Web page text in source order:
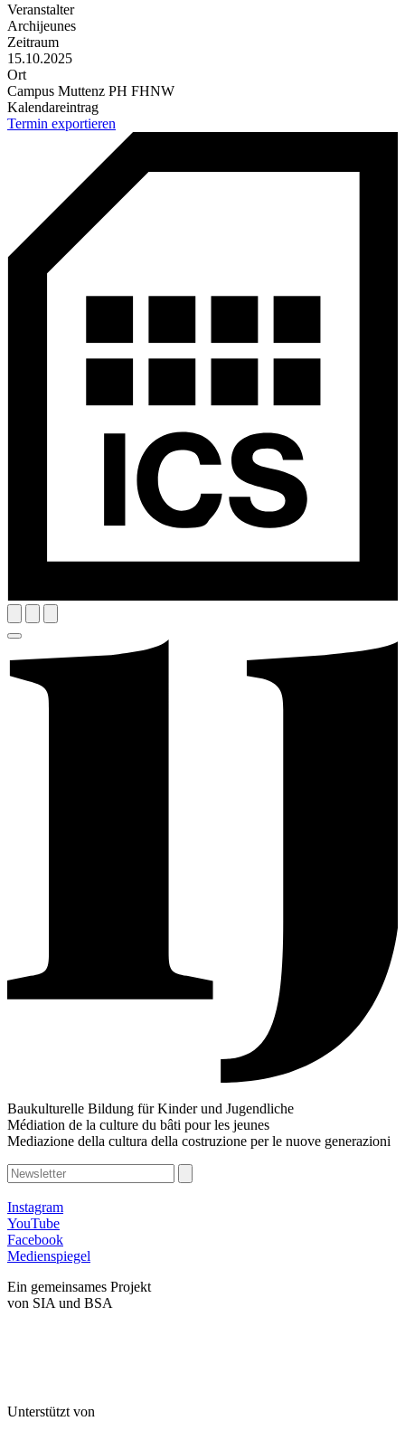
Veranstalter
Archijeunes
Zeitraum
15.10.2025
Ort
Campus Muttenz PH FHNW
Kalendareintrag
Termin exportieren
Baukulturelle Bildung für Kinder und Jugendliche
Médiation de la culture du bâti pour les jeunes
Mediazione della cultura della costruzione per le nuove generazioni
Instagram
YouTube
Facebook
Medienspiegel
Ein gemeinsames Projekt
von SIA und BSA
Unterstützt von